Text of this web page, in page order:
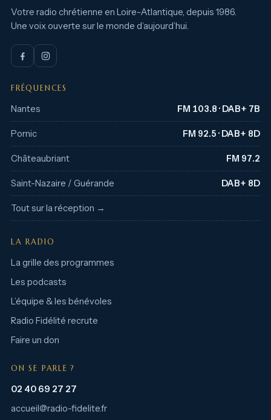
Votre radio chrétienne en Loire-Atlantique, depuis 1986.
Une voix ouverte sur le monde d’aujourd’hui.
FRÉQUENCES
Nantes FM 103.8 · DAB+ 7B
Pornic FM 92.5 · DAB+ 8D
Châteaubriant FM 97.2
Saint-Nazaire / Guérande DAB+ 8D
Tout sur la réception →
LA RADIO
La grille des programmes
Les podcasts
L’équipe & les bénévoles
Radio Fidélité recrute
Faire un don
ON SE PARLE ?
02 40 69 27 27
accueil@radio-fidelite.fr